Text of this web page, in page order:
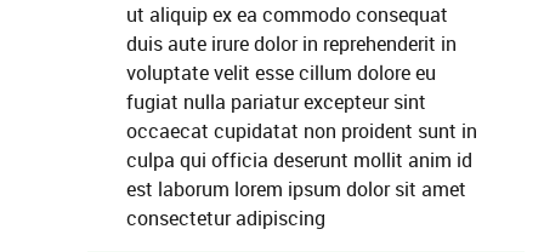
ut aliquip ex ea commodo consequat
duis aute irure dolor in reprehenderit in
voluptate velit esse cillum dolore eu
fugiat nulla pariatur excepteur sint
occaecat cupidatat non proident sunt in
culpa qui officia deserunt mollit anim id
est laborum lorem ipsum dolor sit amet
consectetur adipiscing